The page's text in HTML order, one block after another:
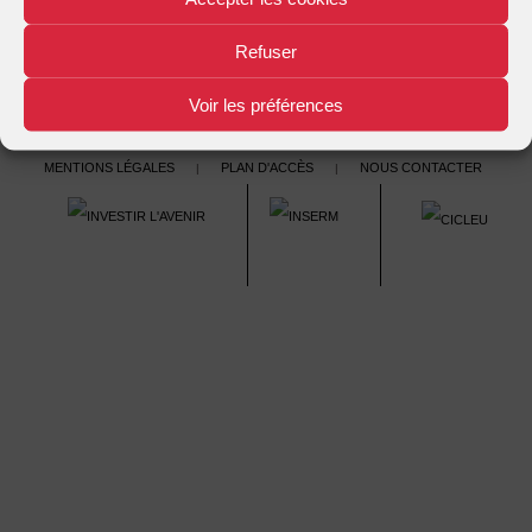
Refuser
Voir les préférences
navigation
Mentions légales | Plan d'accès | Nous contacter